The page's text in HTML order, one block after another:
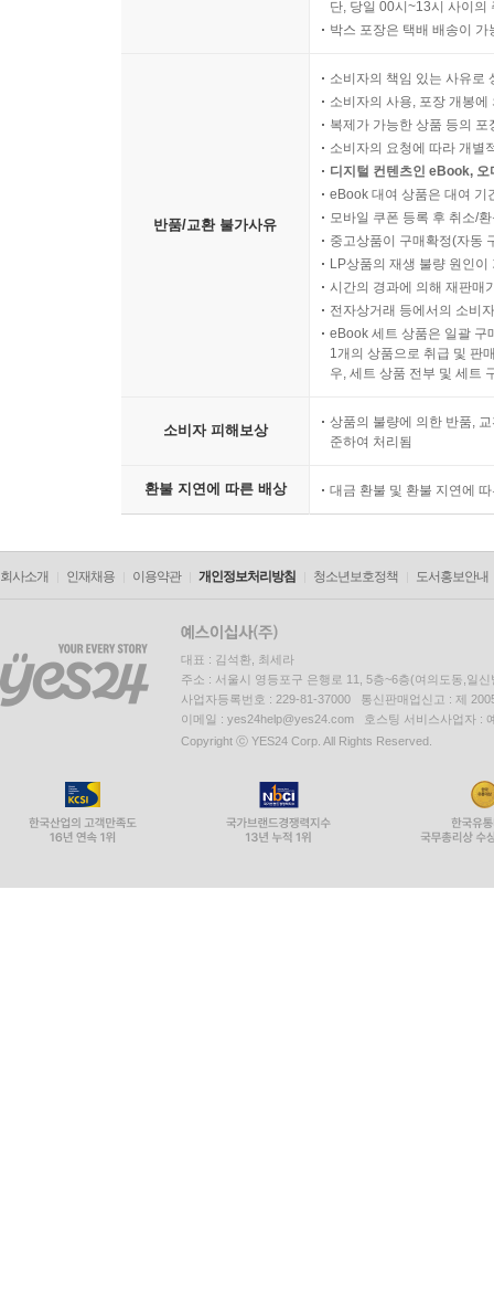
단, 당일 00시~13시 사이의
박스 포장은 택배 배송이
반품/교환 불가사유
소비자의 책임 있는 사유로
소비자의 사용, 포장 개봉
복제가 가능한 상품 등의
소비자의 요청에 따라 개별
디지털 컨텐츠인 eBook,
eBook 대여 상품은 대여 기
모바일 쿠폰 등록 후 취소/
중고상품이 구매확정(자동
LP상품의 재생 불량 원인
시간의 경과에 의해 재판매
전자상거래 등에서의 소비
eBook 세트 상품은 일괄 구
1개의 상품으로 취급 및 판
우, 세트 상품 전부 및 세트
소비자 피해보상
상품의 불량에 의한 반품,
준하여 처리됨
환불 지연에 따른 배상 대금 환불 및 환불 지연에
회사소개 인재채용 이용약관 개인정보처리방침 청소년보호정책 도서홍보안내
대표 : 김석환, 최세라
주소 : 서울시 영등포구 은행로 11, 5층~6층(여의도동,일신
사업자등록번호 : 229-81-37000 통신판매업신고 : 제
이메일 : yes24help@yes24.com 호스팅 서비스사업자 :
Copyright ⓒ YES24 Corp. All Rights Reserved.